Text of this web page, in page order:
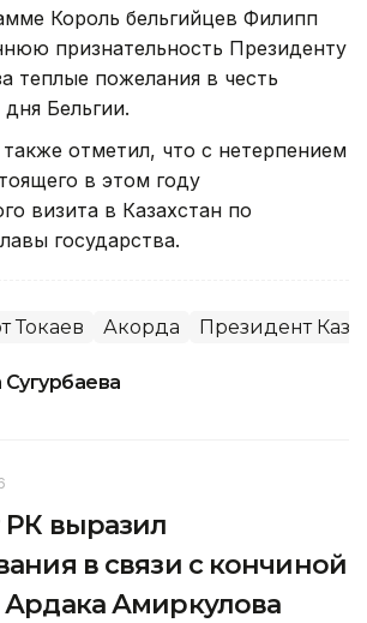
Король бельгийцев Филипп
признательность Президенту
теплые пожелания в честь
Бельгии.
отметил, что с нетерпением
в этом году
визита в Казахстан по
государства.
Токаев Акорда Президент
выразил
в связи с кончиной
Амиркулова